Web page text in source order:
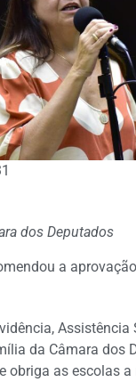
dos Deputados
a
Assistência
da Câmara dos
obriga as escolas